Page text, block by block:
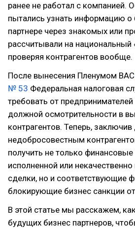
ранее не работал с компанией.
пытались узнать информацию
партнере через знакомых или
рассчитывали на национальный
проверяя контрагентов вообще.
После вынесения Пленумом ВАС
№ 53 Федеральная налоговая
требовать от
должной осмотрительности в
контрагентов. Теперь,
недобросовестным
получить не только финансовые
исполненной или
сделки, но и соответствующие
блокирующие бизнес санкции
В этой статье мы расскажем,
будущих бизнес партнеров,